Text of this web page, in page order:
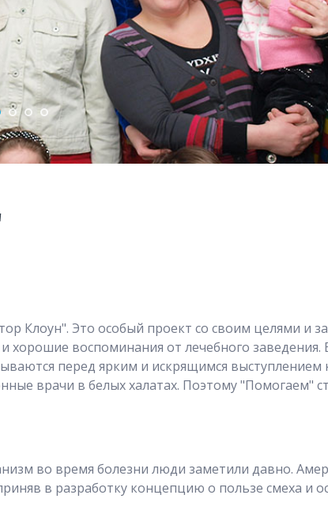
Клоун". Это особый проект со своим целями и
воспоминания от лечебного заведения.
перед ярким и искрящимся выступлением
врачи в белых халатах. Поэтому "Помогаем"
во время болезни люди заметили давно.
в разработку концепцию о пользе смеха и